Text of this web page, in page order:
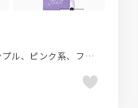
ECサイト、ギャラリー風、グリーン系、シンプル、ピンク系、ファッション・ビューティー、ホワイト系、大きめ写真、海外サイト